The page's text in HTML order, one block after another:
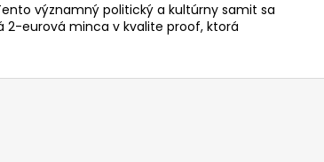
významný politický a kultúrny samit sa
2-eurová minca v kvalite proof, ktorá